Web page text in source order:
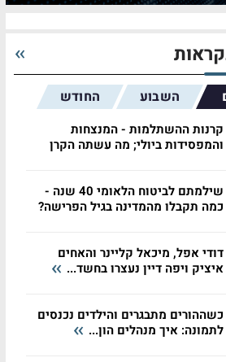
השבוע החודש
קרנות ההשתלמות - המנצחות
והמפסידות ביולי; מה עשתה הקרן
שילמתם לביטוח הלאומי 40 שנה -
כמה תקבלו מהמדינה בגיל הפרישה?
דודי אפל, מיכאל קליינר והאחים
איציק ויפה דיין נעצרו בחשד...
כשההורים מתבגרים והילדים נכנסים
לתמונה: איך מנהלים הון...